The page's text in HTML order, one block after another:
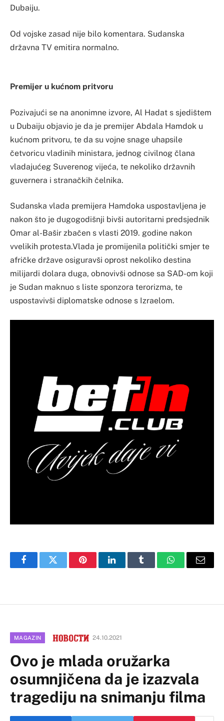
Dubaiju.
Od vojske zasad nije bilo komentara. Sudanska
državna TV emitira normalno.
Premijer u kućnom pritvoru
Pozivajući se na anonimne izvore, Al Hadat s sjedištem
u Dubaiju objavio je da je premijer Abdala Hamdok u
kućnom pritvoru, te da su vojne snage uhapsile
četvoricu vladinih ministara, jednog civilnog člana
vladajućeg Suverenog vijeća, te nekoliko državnih
guvernera i stranačkih čelnika.
Sudanska vlada premijera Hamdoka uspostavljena je
nakon što je dugogodišnji bivši autoritarni predsjednik
Omar al-Bašir zbačen s vlasti 2019. godine nakon
vvelikih protesta.Vlada je promijenila politički smjer te
afričke države osiguravši oprost nekoliko destina
milijardi dolara duga, obnovivši odnose sa SAD-om koji
je Sudan maknuo s liste sponzora terorizma, te
uspostavivši diplomatske odnose s Izraelom.
FacebookTwitter PinterestLinkedInTumblr WhatsAppEmail
MAGAZIN 24.10.2021
Ovo je mlada oružarka
osumnjičena da je izazvala
tragediju na snimanju filma